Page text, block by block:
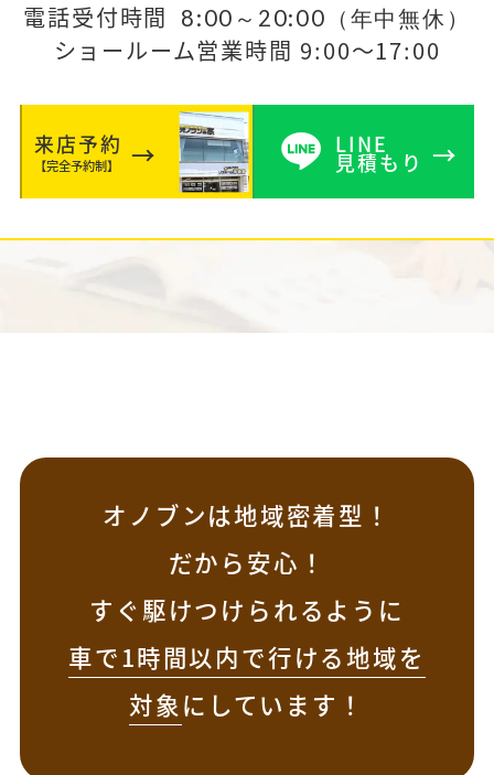
電話受付時間 8:00～20:00（年中無休）
ショールーム営業時間 9:00～17:00
来店予約
【完全予約制】
LINE
見積もり
オノブンは地域密着型！
だから安心！
すぐ駆けつけられるように
車で1時間以内で行ける地域を
対象にしています！